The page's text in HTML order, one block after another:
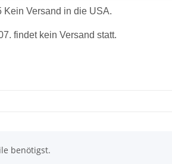
Kein Versand in die USA.
findet kein Versand statt.
benötigst.